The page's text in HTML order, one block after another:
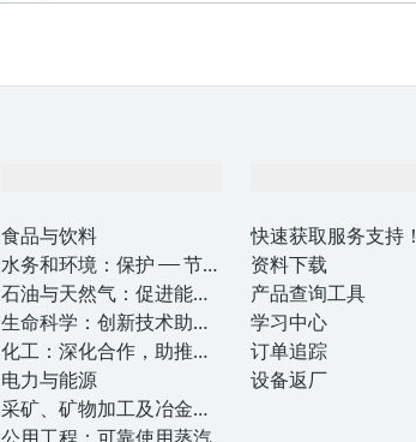
食品与饮料
水务和环境：保护 —— 节约
—— 提高
石油与天然气：促进能源
转型，实现净零目标
生命科学：创新技术助推
卓越运营
化工：深化合作，助推可
持续成功
电力与能源
采矿、矿物加工及冶金：
打造可持续的未来
公用工程：可靠使用蒸汽
快速获取服务支持！
资料下载
产品查询工具
学习中心
订单追踪
设备返厂